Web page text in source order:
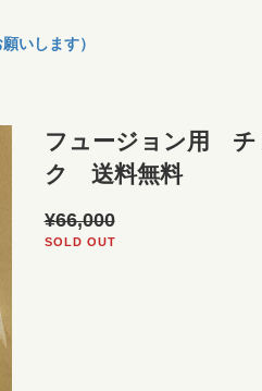
いします）
フュージョン用 チ
ク 送料無料
¥66,000
SOLD OUT